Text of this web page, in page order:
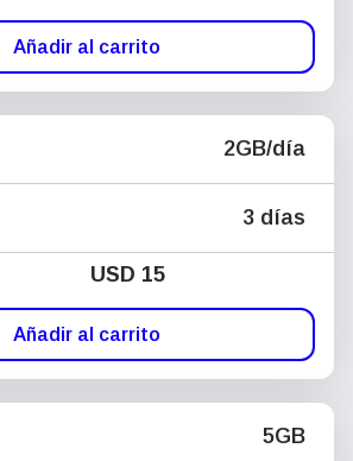
Añadir al carrito
2GB/día
3 días
USD 15
Añadir al carrito
5GB